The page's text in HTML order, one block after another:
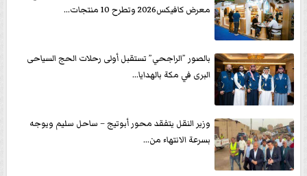
معرض كافيكس2026 وتطرح 10 منتجات...
بالصور ”الراجحي” تستقبل أولى رحلات الحج السياحى
البرى في مكة بالهدايا...
وزير النقل يتفقد محور أبوتيج – ساحل سليم ويوجه
بسرعة الانتهاء من...